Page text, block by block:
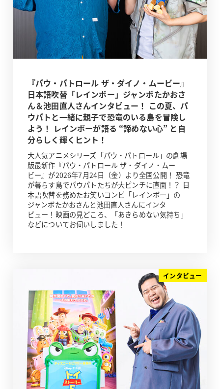
『パウ・パトロール ザ・ダイノ・ムービー』
日本語吹替「レインボー」ジャンボたかおさ
ん＆池田直人さんインタビュー！ この夏、パ
ウパトと一緒に親子で恐竜のいる島を冒険し
よう！ レインボーが語る “諦めない心” と自
分らしく輝くヒント！
大人気アニメシリーズ「パウ・パトロール」の劇場
版最新作『パウ・パトロール ザ・ダイノ・ムー
ビー』が2026年7月24日（金）より全国公開！ 恐竜
が暮らす島でパウパトたちが大ピンチに直面！？ 日
本語吹替を務めたお笑いコンビ「レインボー」の
ジャンボたかおさんと池田直人さんにインタ
ビュー！映画の見どころ、「あきらめない気持ち」
などについてお伺いしました！
インタビュー